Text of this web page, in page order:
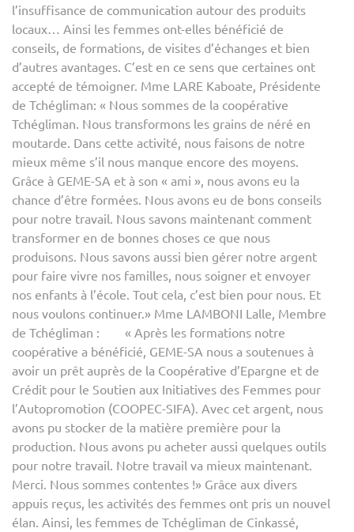
l’insuffisance de communication autour des produits
locaux… Ainsi les femmes ont-elles bénéficié de
conseils, de formations, de visites d’échanges et bien
d’autres avantages. C’est en ce sens que certaines ont
accepté de témoigner. Mme LARE Kaboate, Présidente
de Tchégliman: « Nous sommes de la coopérative
Tchégliman. Nous transformons les grains de néré en
moutarde. Dans cette activité, nous faisons de notre
mieux même s’il nous manque encore des moyens.
Grâce à GEME-SA et à son « ami », nous avons eu la
chance d’être formées. Nous avons eu de bons conseils
pour notre travail. Nous savons maintenant comment
transformer en de bonnes choses ce que nous
produisons. Nous savons aussi bien gérer notre argent
pour faire vivre nos familles, nous soigner et envoyer
nos enfants à l’école. Tout cela, c’est bien pour nous. Et
nous voulons continuer.» Mme LAMBONI Lalle, Membre
de Tchégliman : « Après les formations notre
coopérative a bénéficié, GEME-SA nous a soutenues à
avoir un prêt auprès de la Coopérative d’Epargne et de
Crédit pour le Soutien aux Initiatives des Femmes pour
l’Autopromotion (COOPEC-SIFA). Avec cet argent, nous
avons pu stocker de la matière première pour la
production. Nous avons pu acheter aussi quelques outils
pour notre travail. Notre travail va mieux maintenant.
Merci. Nous sommes contentes !» Grâce aux divers
appuis reçus, les activités des femmes ont pris un nouvel
élan. Ainsi, les femmes de Tchégliman de Cinkassé,